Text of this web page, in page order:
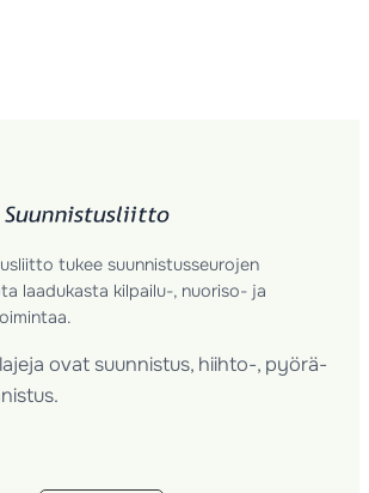
tukee suunnistusseurojen
laadukasta kilpailu-, nuoriso- ja
ovat suunnistus, hiihto-, pyörä-